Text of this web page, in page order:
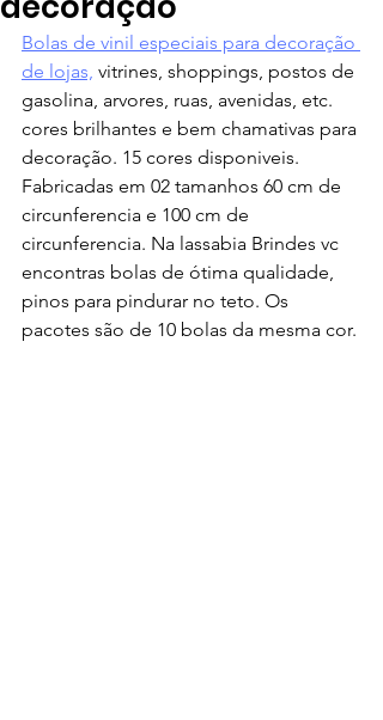
Bolas de vinil especiais para decoração
de lojas, vitrines, shoppings, postos de
gasolina, arvores, ruas, avenidas, etc.
cores brilhantes e bem chamativas para
decoração. 15 cores disponiveis.
Fabricadas em 02 tamanhos 60 cm de
circunferencia e 100 cm de
circunferencia. Na lassabia Brindes vc
encontras bolas de ótima qualidade,
pinos para pindurar no teto. Os
pacotes são de 10 bolas da mesma cor.